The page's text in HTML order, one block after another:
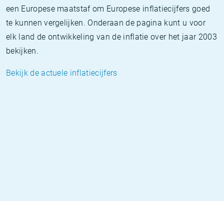
een Europese maatstaf om Europese inflatiecijfers goed
te kunnen vergelijken. Onderaan de pagina kunt u voor
elk land de ontwikkeling van de inflatie over het jaar 2003
bekijken.
Bekijk de actuele inflatiecijfers